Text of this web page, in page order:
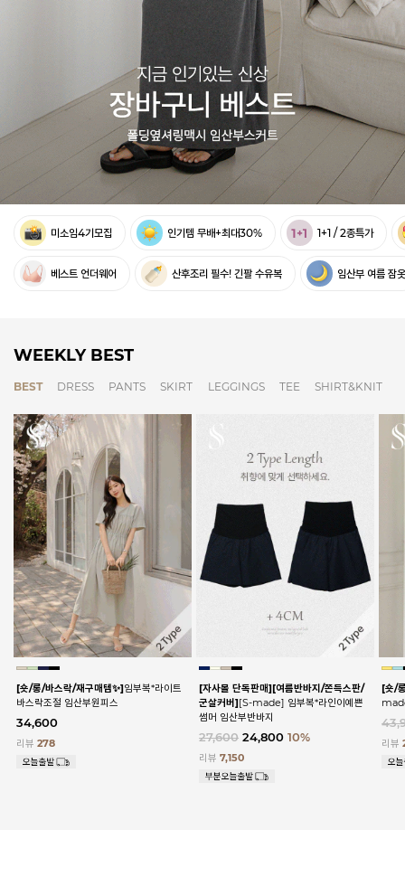
미소임4기모집 인기템 무배+최대30% 1+1 / 2종특가
베스트 언더웨어 산후조리 필수! 긴팔 수유복 임산부 여름 잠옷
WEEKLY BEST
BEST DRESS PANTS SKIRT LEGGINGS TEE SHIRT&KNIT
[숏/롱/바스락/재구매템✨]임부복*라이트
바스락조절 임산부원피스
34,600
리뷰 278
[자사몰 단독판매][여름반바지/쫀득스판/
군살커버][S-made] 임부복*라인이예쁜
썸머 임산부반바지
27,600 24,800 10%
리뷰7,150
[숏/
리뷰